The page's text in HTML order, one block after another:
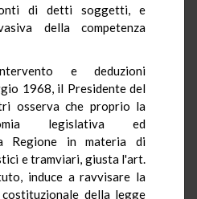
di detti soggetti, e
della competenza
e deduzioni
1968, il Presidente del
osserva che proprio la
legislativa ed
Regione in materia di
e tramviari, giusta l'art.
induce a ravvisare la
della legge